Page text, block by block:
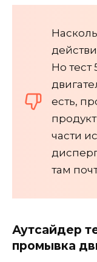
Но
есть,
части
там
Аутсайдер
промывка